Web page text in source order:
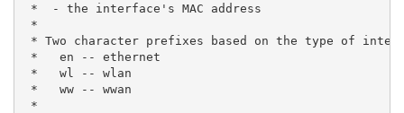
*  - the interface's MAC address
*
* Two character prefixes based on the type of
*   en -- ethernet
*   wl -- wlan
*   ww -- wwan
*